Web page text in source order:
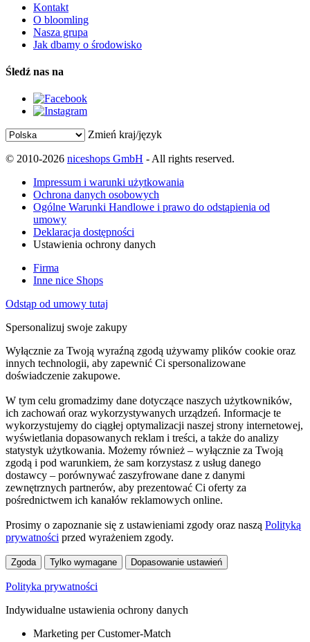
Kontakt
O bloomling
Nasza grupa
Jak dbamy o środowisko
Śledź nas na
Zmień kraj/język
© 2010-2026 niceshops GmbH - All rights reserved.
Impressum i warunki użytkowania
Ochrona danych osobowych
Ogólne Warunki Handlowe i prawo do odstąpienia od
umowy
Deklaracja dostępności
Ustawienia ochrony danych
Firma
Inne nice Shops
Odstąp od umowy tutaj
Spersonalizuj swoje zakupy
Wyłącznie za Twoją wyraźną zgodą używamy plików cookie oraz
innych technologii, aby zapewnić Ci spersonalizowane
doświadczenie zakupowe.
W tym celu gromadzimy dane dotyczące naszych użytkowników,
ich zachowań oraz wykorzystywanych urządzeń. Informacje te
wykorzystujemy do ciągłej optymalizacji naszej strony internetowej,
wyświetlania dopasowanych reklam i treści, a także do analizy
statystyk użytkowania. Możemy również – wyłącznie za Twoją
zgodą i pod warunkiem, że sam korzystasz z usług danego
dostawcy – porównywać zaszyfrowane dane z danymi
zewnętrznych partnerów, aby prezentować Ci oferty za
pośrednictwem ich kanałów reklamowych online.
Prosimy o zapoznanie się z ustawieniami zgody oraz naszą Polityką
prywatności przed wyrażeniem zgody.
Zgoda Tylko wymagane Dopasowanie ustawień
Polityka prywatności
Indywidualne ustawienia ochrony danych
Marketing per Customer-Match